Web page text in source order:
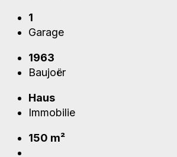
1
Garage
1963
Baujoër
Haus
Immobilie
150 m²